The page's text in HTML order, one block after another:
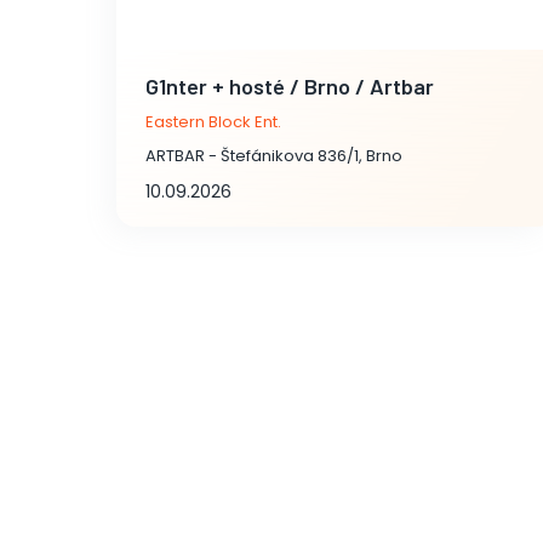
G1nter + hosté / Brno / Artbar
Eastern Block Ent.
ARTBAR - Štefánikova 836/1, Brno
10.09.2026